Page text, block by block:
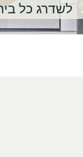
לשדרג כל